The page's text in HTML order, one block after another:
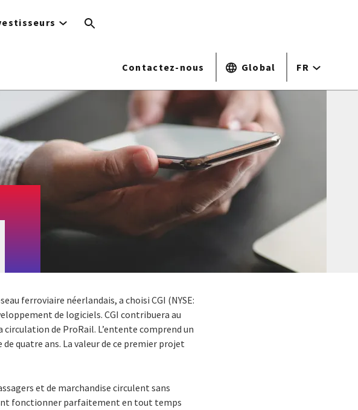
Contactez-nous Global FR
ferroviaire néerlandais, a choisi CGI (NYSE:
de logiciels. CGI contribuera au
de ProRail. L’entente comprend un
quatre ans. La valeur de ce premier projet
et de marchandise circulent sans
fonctionner parfaitement en tout temps